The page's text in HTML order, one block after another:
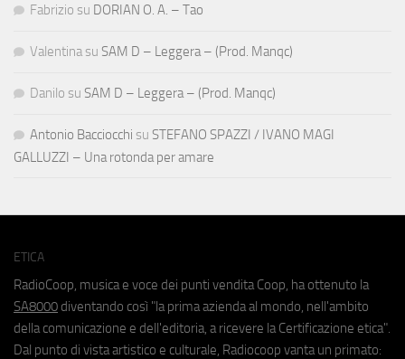
Fabrizio su DORIAN O. A. – Tao
Valentina su SAM D – Leggera – (Prod. Manqc)
Danilo su SAM D – Leggera – (Prod. Manqc)
Antonio Bacciocchi su STEFANO SPAZZI / IVANO MAGI
GALLUZZI – Una rotonda per amare
ETICA
RadioCoop, musica e voce dei punti vendita Coop, ha ottenuto la
SA8000 diventando così "la prima azienda al mondo, nell'ambito
della comunicazione e dell'editoria, a ricevere la Certificazione etica".
Dal punto di vista artistico e culturale, Radiocoop vanta un primato: